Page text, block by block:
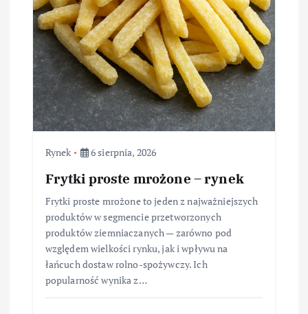
Rynek 6 sierpnia, 2026
Frytki proste mrożone – rynek
Frytki proste mrożone to jeden z najważniejszych
produktów w segmencie przetworzonych
produktów ziemniaczanych — zarówno pod
względem wielkości rynku, jak i wpływu na
łańcuch dostaw rolno-spożywczy. Ich
popularność wynika z…